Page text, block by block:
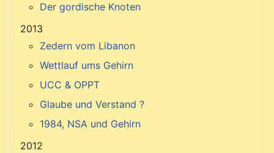
Der gordische Knoten
2013
Zedern vom Libanon
Wettlauf ums Gehirn
UCC & OPPT
Glaube und Verstand ?
1984, NSA und Gehirn
2012